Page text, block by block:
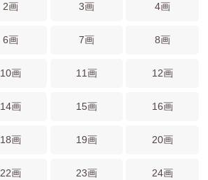
2画 3画 4画
6画 7画 8画
10画 11画 12画
14画 15画 16画
18画 19画 20画
22画 23画 24画